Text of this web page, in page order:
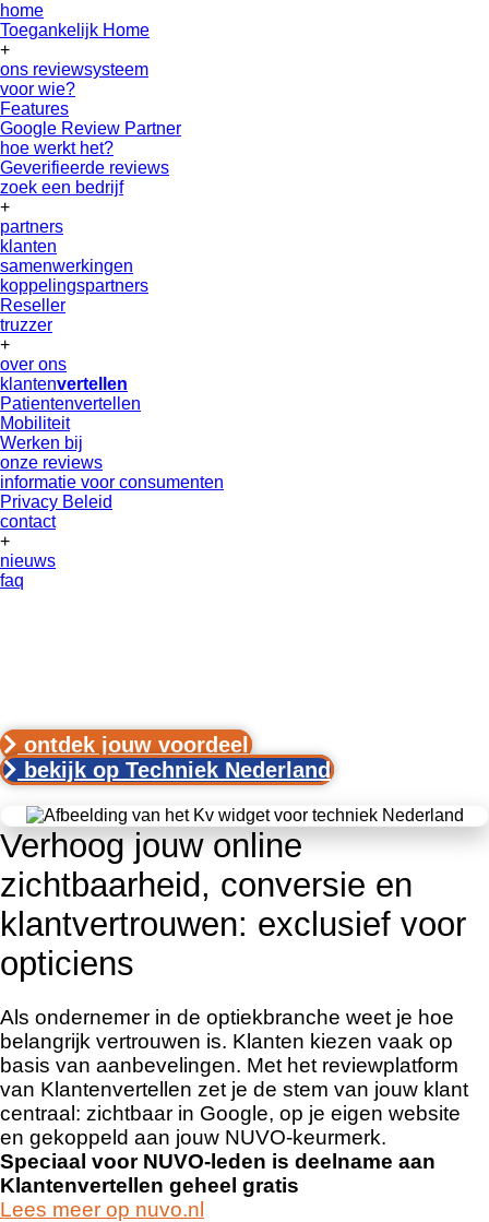
home
Toegankelijk Home
+
ons reviewsysteem
voor wie?
Features
Google Review Partner
hoe werkt het?
Geverifieerde reviews
zoek een bedrijf
+
partners
klanten
samenwerkingen
koppelingspartners
Reseller
truzzer
+
over ons
klantenvertellen
Patientenvertellen
Mobiliteit
Werken bij
onze reviews
informatie voor consumenten
Privacy Beleid
contact
+
nieuws
faq
ontdek jouw voordeel
bekijk op Techniek Nederland
Verhoog jouw online
zichtbaarheid, conversie en
klantvertrouwen: exclusief voor
opticiens
Als ondernemer in de optiekbranche weet je hoe
belangrijk vertrouwen is. Klanten kiezen vaak op
basis van aanbevelingen. Met het reviewplatform
van Klantenvertellen zet je de stem van jouw klant
centraal: zichtbaar in Google, op je eigen website
en gekoppeld aan jouw NUVO-keurmerk.
Speciaal voor NUVO-leden is deelname aan
Klantenvertellen geheel gratis
Lees meer op nuvo.nl